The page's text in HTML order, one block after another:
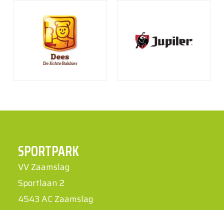
SPORTPARK
VV Zaamslag
Sportlaan 2
4543 AC Zaamslag